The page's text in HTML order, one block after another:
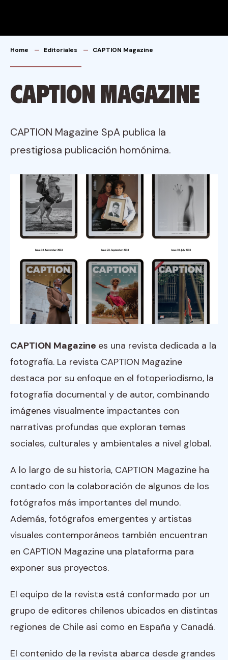
Home Editoriales CAPTION Magazine
CAPTION Magazine
CAPTION Magazine SpA publica la
prestigiosa publicación homónima.
CAPTION Magazine es una revista dedicada a la
fotografía. La revista CAPTION Magazine
destaca por su enfoque en el fotoperiodismo, la
fotografía documental y de autor, combinando
imágenes visualmente impactantes con
narrativas profundas que exploran temas
sociales, culturales y ambientales a nivel global.
A lo largo de su historia, CAPTION Magazine ha
contado con la colaboración de algunos de los
fotógrafos más importantes del mundo.
Además, fotógrafos emergentes y artistas
visuales contemporáneos también encuentran
en CAPTION Magazine una plataforma para
exponer sus proyectos.
El equipo de la revista está conformado por un
grupo de editores chilenos ubicados en distintas
regiones de Chile asi como en España y Canadá.
El contenido de la revista abarca desde grandes